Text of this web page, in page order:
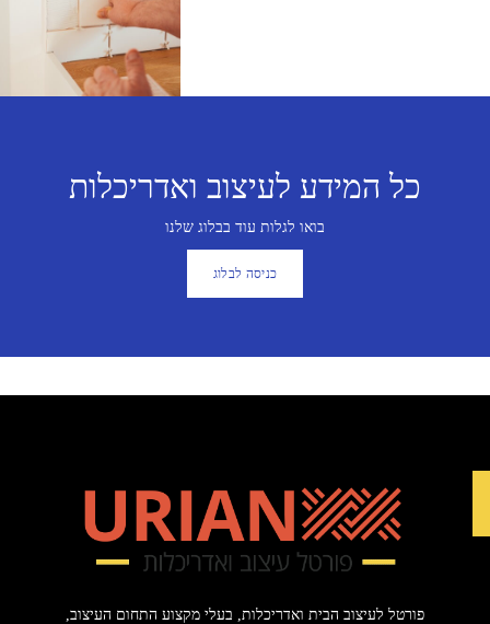
כל המידע לעיצוב ואדריכלות
בואו לגלות עוד בבלוג שלנו
כניסה לבלוג
פורטל לעיצוב הבית ואדריכלות, בעלי מקצוע התחום העיצוב,